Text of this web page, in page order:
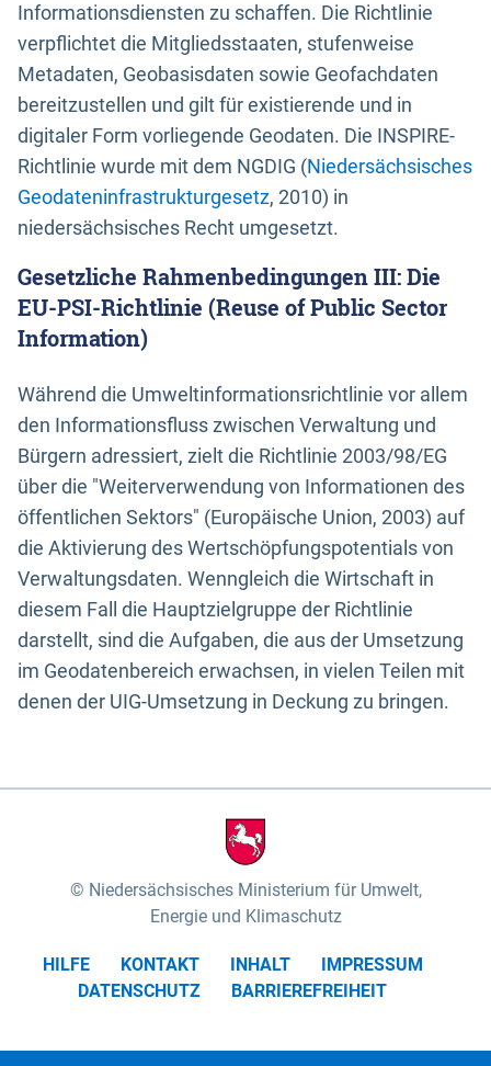
Informationsdiensten zu schaffen. Die Richtlinie
verpflichtet die Mitgliedsstaaten, stufenweise
Metadaten, Geobasisdaten sowie Geofachdaten
bereitzustellen und gilt für existierende und in
digitaler Form vorliegende Geodaten. Die INSPIRE-
Richtlinie wurde mit dem NGDIG (Niedersächsisches
Geodateninfrastrukturgesetz, 2010) in
niedersächsisches Recht umgesetzt.
Gesetzliche Rahmenbedingungen III: Die
EU-PSI-Richtlinie (Reuse of Public Sector
Information)
Während die Umweltinformationsrichtlinie vor allem
den Informationsfluss zwischen Verwaltung und
Bürgern adressiert, zielt die Richtlinie 2003/98/EG
über die "Weiterverwendung von Informationen des
öffentlichen Sektors" (Europäische Union, 2003) auf
die Aktivierung des Wertschöpfungspotentials von
Verwaltungsdaten. Wenngleich die Wirtschaft in
diesem Fall die Hauptzielgruppe der Richtlinie
darstellt, sind die Aufgaben, die aus der Umsetzung
im Geodatenbereich erwachsen, in vielen Teilen mit
denen der UIG-Umsetzung in Deckung zu bringen.
Niedersächsisches Ministerium für Umwelt,
Energie und Klimaschutz
HILFE KONTAKT INHALT
IMPRESSUM
DATENSCHUTZ
BARRIEREFREIHEIT